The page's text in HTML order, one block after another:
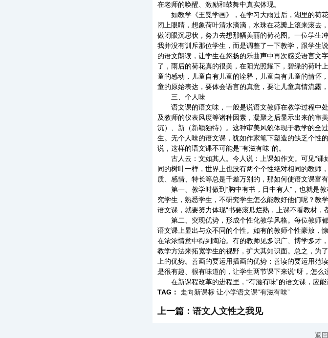
在老师的唤醒、激励和鼓舞中真实体现。
如教学《王冕学画》，在学习大雨过后，湖里的荷
闭上眼睛，想象荷叶清水滴滴，水珠在花瓣上滚来滚去
做闭眼沉思状，努力去想那幅美丽的荷花图。一位学生
我并没有训斥那位学生，而是调整了一下教学，跟学生
的语文朗读，让学生在悠扬的乐曲声中再次感受语言文
了，雨后的荷花真的很美，在阳光照耀下，碧绿的荷叶
童的感动，儿童自有儿童的诠释，儿童自有儿童的情怀
童的原始表达，要体会语言的真意，要让儿童真情流露
三、个人味
语文课的语文味，一般是说语文教师在教学过程中
及教师的仪表风度等诸种因素，凝聚之后显示出来的审
沉）、新（新颖独特）。这种审美风貌体现于教学的全
生。无个人味的语文课，犹如作家笔下塑造的缺乏个性
说，这样的语文课不可能是“有滋有味”的。
古人云：文如其人。今人说：上课如作文。可见“课
同的树叶一样，世界上也没有两个个性绝对相同的教师
质、感情、特长等总是千差万别的，那如何使语文课富
第一、教学时做到“胸中有书，目中有人”，也就是教
究学生，熟悉学生，不研究学生怎么能教好他们呢？教
语文课，就要努力体现“书要滚瓜烂熟，上课不看教材，
第二、突现优势，形成个性化教学风格。每位教师都
语文课上显出与众不同的个性。如有的教师个性豪放，
在浓浓情意中得到陶冶。有的教师见多识广、博学多才
教学方法来拓宽学生的视野，扩大其知识面。总之，为
上的优势。善画的要运用插画的优势；善读的要运用
是很有趣、很有味道的，让学生两节课下来说“呀，怎
在新课程改革的进程里，“有滋有味”的语文课，应能
TAG：
走向新课标 让小学语文课“有滋有味”
上一篇： 语文人文性之我见
返